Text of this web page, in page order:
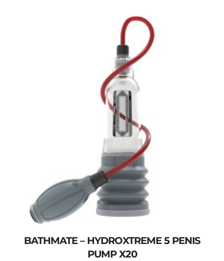
BATHMATE – HYDROXTREME 5 PENIS
PUMP X20